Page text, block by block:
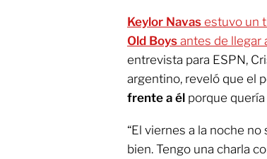
Keylor Navas estuvo un
Old Boys antes de llegar
entrevista para ESPN,
argentino, reveló que el
frente a él porque
“El viernes a la noche
bien. Tengo una charla